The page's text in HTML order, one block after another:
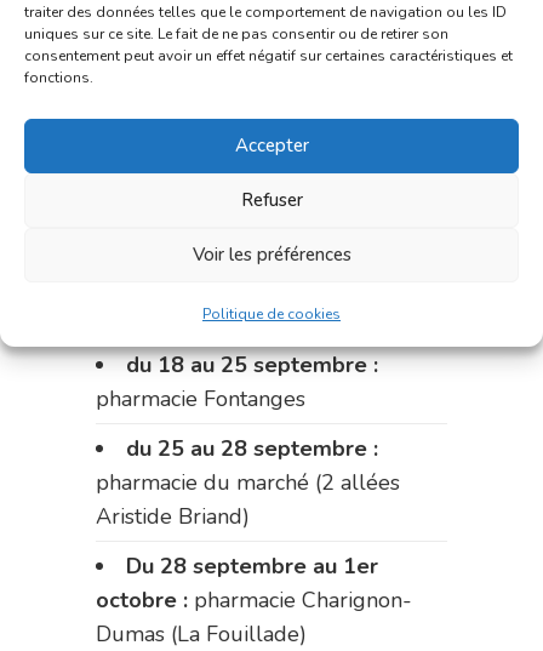
traiter des données telles que le comportement de navigation ou les ID
uniques sur ce site. Le fait de ne pas consentir ou de retirer son
consentement peut avoir un effet négatif sur certaines caractéristiques et
fonctions.
Accepter
Refuser
Voir les préférences
Politique de cookies
Fabre)
pharmacie Dupont (place de la
Le 14 septembre :
pharmacie Palobart (Laguépie)
du 18 au 25 septembre :
pharmacie Fontanges
du 25 au 28 septembre :
pharmacie du marché (2 allées
Aristide Briand)
Du 28 septembre au 1er
octobre : pharmacie Charignon-
Dumas (La Fouillade)